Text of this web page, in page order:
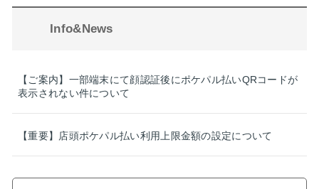
Info&News
【ご案内】一部端末にて顔認証後にポケパル払いQRコードが
表示されない件について
【重要】店頭ポケパル払い利用上限金額の設定について